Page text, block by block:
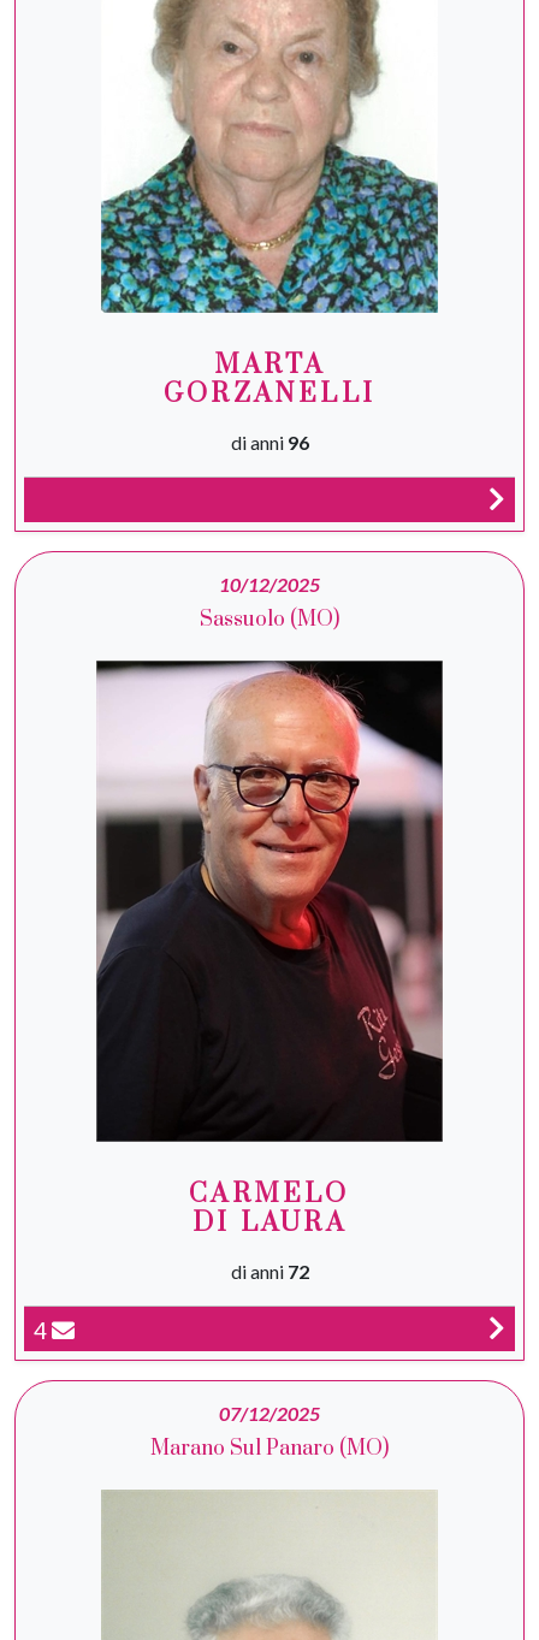
MARTA
GORZANELLI
di anni 96
10/12/2025
Sassuolo (MO)
CARMELO
DI LAURA
di anni 72
4
07/12/2025
Marano Sul Panaro (MO)